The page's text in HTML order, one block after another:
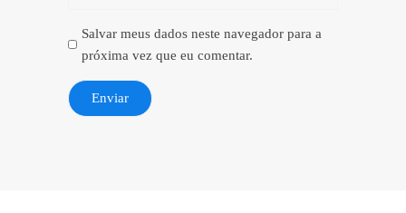
Salvar meus dados neste navegador para a
próxima vez que eu comentar.